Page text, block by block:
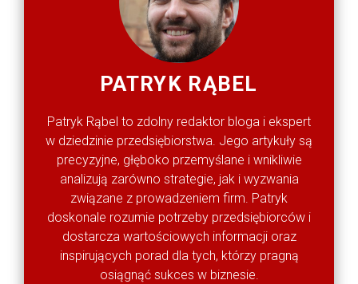
PATRYK RĄBEL
Patryk Rąbel to zdolny redaktor bloga i ekspert
w dziedzinie przedsiębiorstwa. Jego artykuły są
precyzyjne, głęboko przemyślane i wnikliwie
analizują zarówno strategie, jak i wyzwania
związane z prowadzeniem firm. Patryk
doskonale rozumie potrzeby przedsiębiorców i
dostarcza wartościowych informacji oraz
inspirujących porad dla tych, którzy pragną
osiągnąć sukces w biznesie.